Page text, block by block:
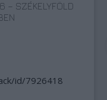
– SZÉKELYFÖLD
id/7926418